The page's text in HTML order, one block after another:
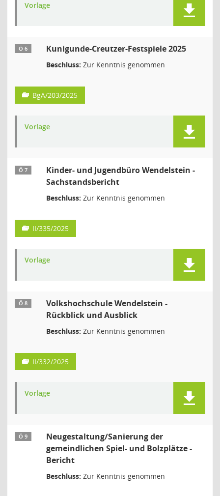
Vorlage
Ö 6 Kunigunde-Creutzer-Festspiele 2025
Beschluss: Zur Kenntnis genommen
BgA/203/2025
Vorlage
Ö 7
Kinder- und Jugendbüro Wendelstein -
Sachstandsbericht
Beschluss: Zur Kenntnis genommen
II/335/2025
Vorlage
Ö 8
Volkshochschule Wendelstein -
Rückblick und Ausblick
Beschluss: Zur Kenntnis genommen
II/332/2025
Vorlage
Ö 9
Neugestaltung/Sanierung der
gemeindlichen Spiel- und Bolzplätze -
Bericht
Beschluss: Zur Kenntnis genommen